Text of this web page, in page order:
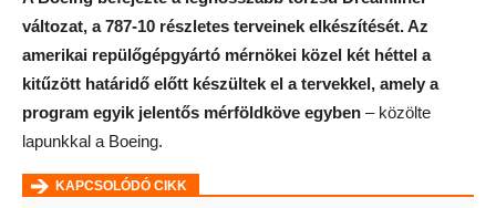
változat, a 787-10 részletes terveinek elkészítését. Az
amerikai repülőgépgyártó mérnökei közel két héttel a
kitűzött határidő előtt készültek el a tervekkel, amely a
program egyik jelentős mérföldköve egyben – közölte
lapunkkal a Boeing.
KAPCSOLÓDÓ CIKK